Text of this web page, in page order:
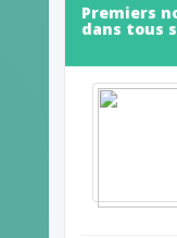
Premiers
dans tous